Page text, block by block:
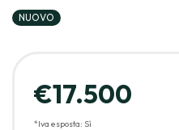
NUOVO
€17.500
*Iva esposta: Sì